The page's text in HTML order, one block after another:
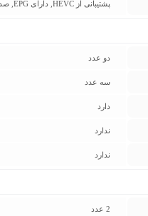
پشتیبانی از HEVC, دارای EPG, صدای دالبی, قابلیت نصب روی دیوار, کامپوزیت (Composite) (AV In), نسبت کنتراست 1200:1
دو عدد
سه عدد
دارد
ندارد
ندارد
2 عدد